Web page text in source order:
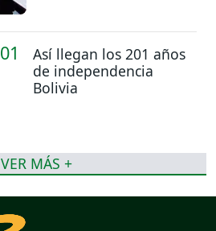
Así llegan los 201 años
de independencia
Bolivia
VER MÁS +